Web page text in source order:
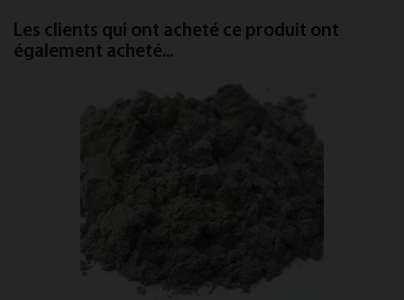
Les clients qui ont acheté ce produit ont
également acheté...